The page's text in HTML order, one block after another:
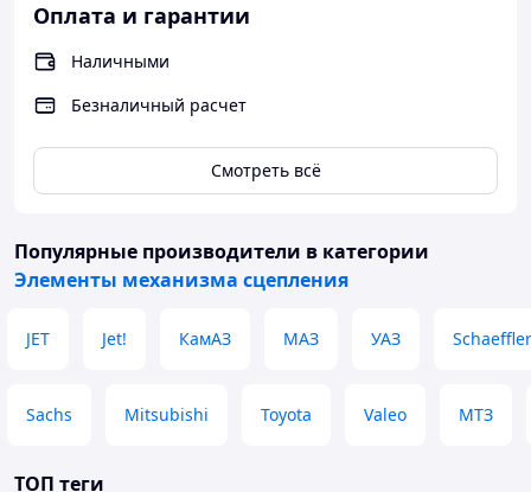
Оплата и гарантии
Наличными
Безналичный расчет
Смотреть всё
Популярные производители в категории
Элементы механизма сцепления
JET Jet! КамАЗ МАЗ УАЗ
Sachs Mitsubishi Toyota Valeo МТЗ
ТОП теги